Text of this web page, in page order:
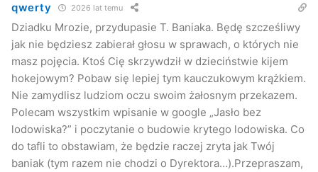
qwerty 2026 lat temu
Dziadku Mrozie, przydupasie T. Baniaka. Będę szcześliwy
jak nie będziesz zabierał głosu w sprawach, o których nie
masz pojęcia. Ktoś Cię skrzywdził w dzieciństwie kijem
hokejowym? Pobaw się lepiej tym kauczukowym krążkiem.
Nie zamydlisz ludziom oczu swoim żałosnym przekazem.
Polecam wszystkim wpisanie w google „Jasło bez
lodowiska?” i poczytanie o budowie krytego lodowiska. Co
do tafli to obstawiam, że będzie raczej zryta jak Twój
baniak (tym razem nie chodzi o Dyrektora…).Przepraszam,